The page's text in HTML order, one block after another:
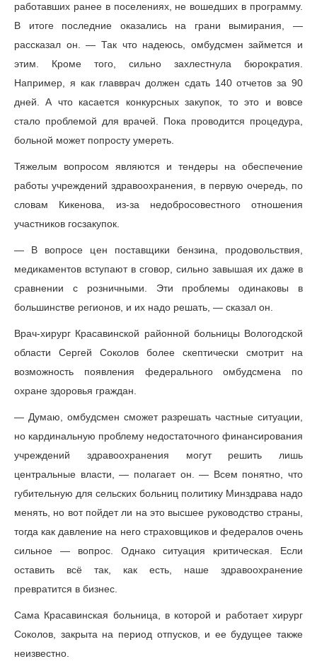
работавших ранее в поселениях, не вошедших в программу.
В итоге последние оказались на грани вымирания, —
рассказал он. — Так что надеюсь, омбудсмен займется и
этим. Кроме того, сильно захлестнула бюрократия.
Например, я как главврач должен сдать 140 отчетов за 90
дней. А что касается конкурсных закупок, то это и вовсе
стало проблемой для врачей. Пока проводится процедура,
больной может попросту умереть.
Тяжелым вопросом являются и тендеры на обеспечение
работы учреждений здравоохранения, в первую очередь, по
словам Кикенова, из-за недобросовестного отношения
участников госзакупок.
— В вопросе цен поставщики бензина, продовольствия,
медикаментов вступают в сговор, сильно завышая их даже в
сравнении с розничными. Эти проблемы одинаковы в
большинстве регионов, и их надо решать, — сказал он.
Врач-хирург Красавинской районной больницы Вологодской
области Сергей Соколов более скептически смотрит на
возможность появления федерального омбудсмена по
охране здоровья граждан.
— Думаю, омбудсмен сможет разрешать частные ситуации,
но кардинальную проблему недостаточного финансирования
учреждений здравоохранения могут решить лишь
центральные власти, — полагает он. — Всем понятно, что
губительную для сельских больниц политику Минздрава надо
менять, но вот пойдет ли на это высшее руководство страны,
тогда как давление на него страховщиков и федералов очень
сильное — вопрос. Однако ситуация критическая. Если
оставить всё так, как есть, наше здравоохранение
превратится в бизнес.
Сама Красавинская больница, в которой и работает хирург
Соколов, закрыта на период отпусков, и ее будущее также
неизвестно.